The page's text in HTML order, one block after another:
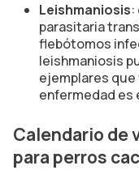
Leishmaniosis
parasitaria
flebótomos
leishmaniosis
ejemplares que
enfermedad es
Calendario de
para perros